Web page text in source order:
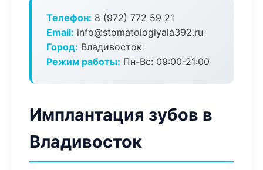
Телефон: 8 (972) 772 59 21
Email: info@stomatologiyala392.ru
Город: Владивосток
Режим работы: Пн-Вс: 09:00-21:00
Имплантация зубов в
Владивосток